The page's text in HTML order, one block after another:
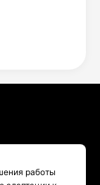
работы